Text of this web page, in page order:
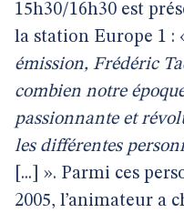
15h30/16h30 est
la station Europe 1 :
émission, Frédéric
combien notre
passionnante et
les différentes
[...] ». Parmi ces
2005, l’animateur a